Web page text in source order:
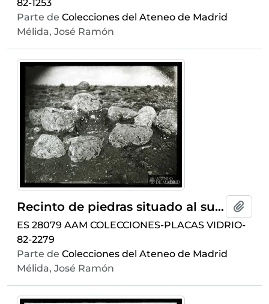
82-1253
Parte de Colecciones del Ateneo de Madrid
Mélida, José Ramón
Recinto de piedras situado al sur de Numancia
ES 28079 AAM COLECCIONES-PLACAS VIDRIO-
82-2279
Parte de Colecciones del Ateneo de Madrid
Mélida, José Ramón